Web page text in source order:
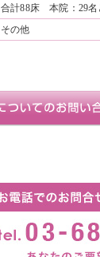
合計88床 本院：29名
その他